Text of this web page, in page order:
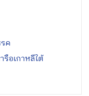
ค
รือเกาหลีใต้